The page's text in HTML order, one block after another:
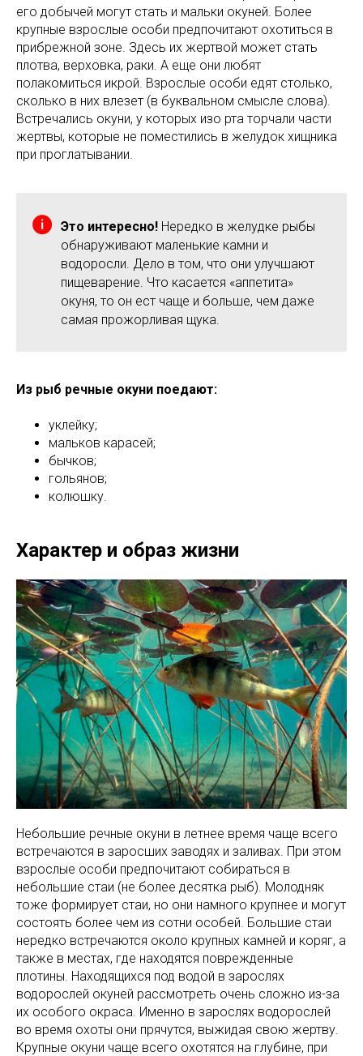
его добычей могут стать и мальки окуней. Более
крупные взрослые особи предпочитают охотиться в
прибрежной зоне. Здесь их жертвой может стать
плотва, верховка, раки. А еще они любят
полакомиться икрой. Взрослые особи едят столько,
сколько в них влезет (в буквальном смысле слова).
Встречались окуни, у которых изо рта торчали части
жертвы, которые не поместились в желудок хищника
при проглатывании.
Это интересно! Нередко в желудке рыбы
обнаруживают маленькие камни и
водоросли. Дело в том, что они улучшают
пищеварение. Что касается «аппетита»
окуня, то он ест чаще и больше, чем даже
самая прожорливая щука.
Из рыб речные окуни поедают:
уклейку;
мальков карасей;
бычков;
гольянов;
колюшку.
Характер и образ жизни
Небольшие речные окуни в летнее время чаще всего
встречаются в заросших заводях и заливах. При этом
взрослые особи предпочитают собираться в
небольшие стаи (не более десятка рыб). Молодняк
тоже формирует стаи, но они намного крупнее и могут
состоять более чем из сотни особей. Большие стаи
нередко встречаются около крупных камней и коряг, а
также в местах, где находятся поврежденные
плотины. Находящихся под водой в зарослях
водорослей окуней рассмотреть очень сложно из-за
их особого окраса. Именно в зарослях водорослей
во время охоты они прячутся, выжидая свою жертву.
Крупные окуни чаще всего охотятся на глубине, при